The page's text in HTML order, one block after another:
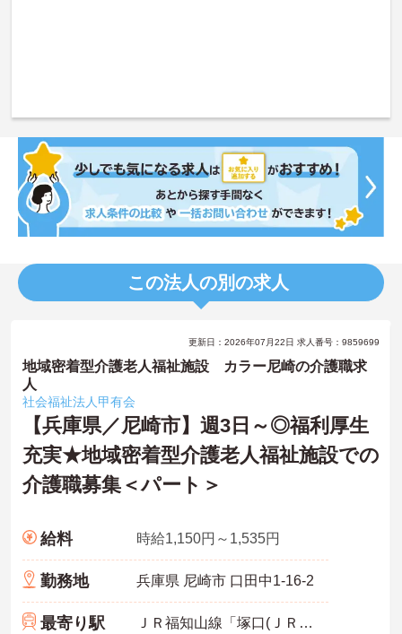
この法人の別の求人
更新日：2026年07月22日 求人番号：9859699
地域密着型介護老人福祉施設 カラー尼崎の介護職求
人
社会福祉法人甲有会
【兵庫県／尼崎市】週3日～◎福利厚生
充実★地域密着型介護老人福祉施設での
介護職募集＜パート＞
給料 時給1,150円～1,535円
勤務地 兵庫県 尼崎市 口田中1-16-2
最寄り駅 ＪＲ福知山線「塚口(ＪＲ)駅」徒歩16分